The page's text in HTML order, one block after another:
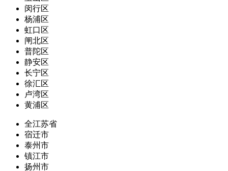
闵行区
杨浦区
虹口区
闸北区
普陀区
静安区
长宁区
徐汇区
卢湾区
黄浦区
全江苏省
宿迁市
泰州市
镇江市
扬州市